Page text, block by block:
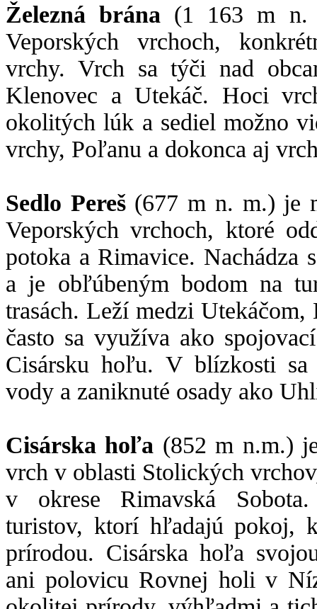
Železná brána (1 163 m n.
Veporských vrchoch,
vrchy. Vrch sa týči nad
Klenovec a Utekáč. Hoci
okolitých lúk a sediel možno
vrchy, Poľanu a dokonca aj
Sedlo Pereš(677 m n. m.) je
Veporských vrchoch, ktoré
potoka a Rimavice. Nachádza
a je obľúbeným bodom na
trasách. Leží medzi
často sa využíva ako
Cisársku hoľu. V blízkosti sa
vody a zaniknuté osady ako
Cisárska hoľa (852 m n.m.)
vrch v oblasti Stolických
v okrese Rimavská
turistov, ktorí hľadajú pokoj,
prírodou. Cisárska hoľa
ani polovicu Rovnej holi v